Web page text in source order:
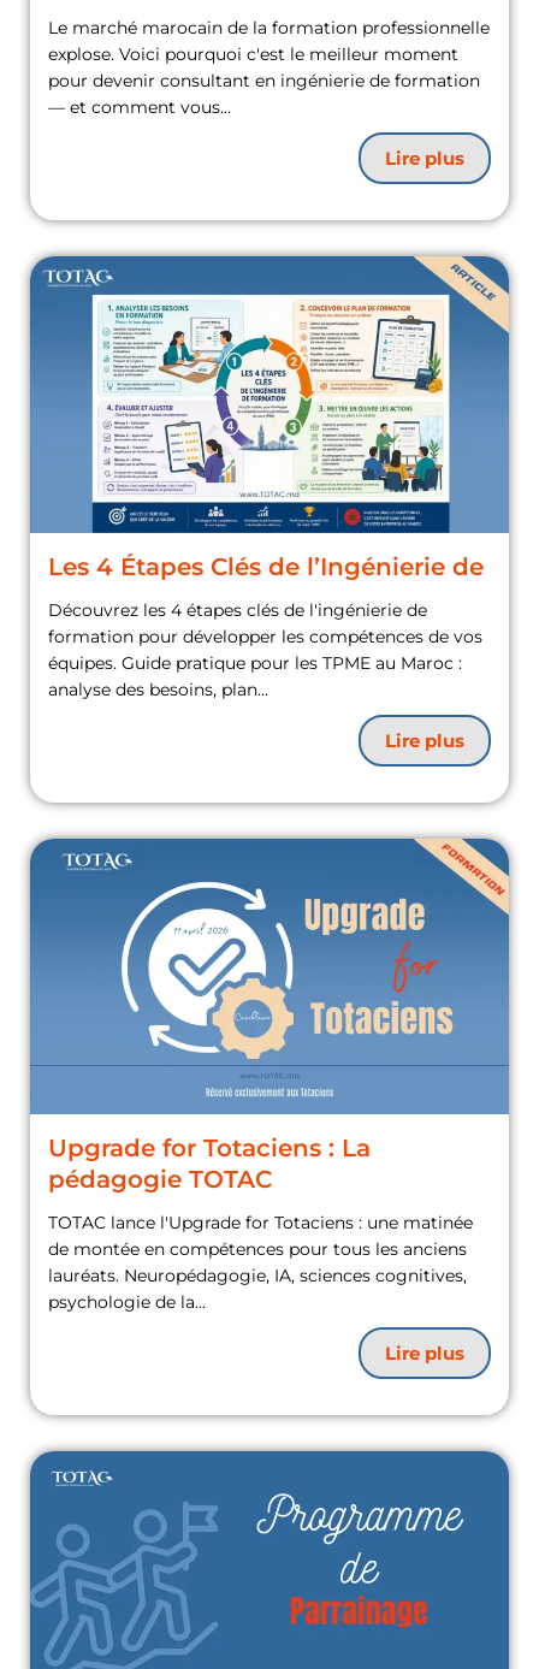
Le marché marocain de la formation professionnelle
explose. Voici pourquoi c'est le meilleur moment
pour devenir consultant en ingénierie de formation
— et comment vous...
Lire plus
Les 4 Étapes Clés de l’Ingénierie de
Découvrez les 4 étapes clés de l'ingénierie de
formation pour développer les compétences de vos
équipes. Guide pratique pour les TPME au Maroc :
analyse des besoins, plan...
Lire plus
Upgrade for Totaciens : La
pédagogie TOTAC
TOTAC lance l'Upgrade for Totaciens : une matinée
de montée en compétences pour tous les anciens
lauréats. Neuropédagogie, IA, sciences cognitives,
psychologie de la...
Lire plus